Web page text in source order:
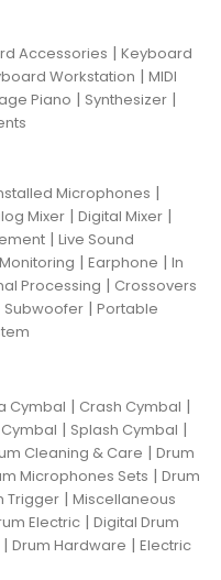
Accessories | Keyboard
Workstation | MIDI
Piano | Synthesizer |
Microphones |
Mixer | Digital Mixer |
| Live Sound
| Earphone | In
Processing | Crossovers
Subwoofer | Portable
Cymbal | Crash Cymbal |
| Splash Cymbal |
Cleaning & Care | Drum
Microphones Sets | Drum
Trigger | Miscellaneous
Electric | Digital Drum
| Drum Hardware | Electric